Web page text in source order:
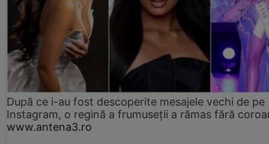
După ce i-au fost descoperite mesajele vechi de pe
Instagram, o regină a frumuseții a rămas fără
www.antena3.ro